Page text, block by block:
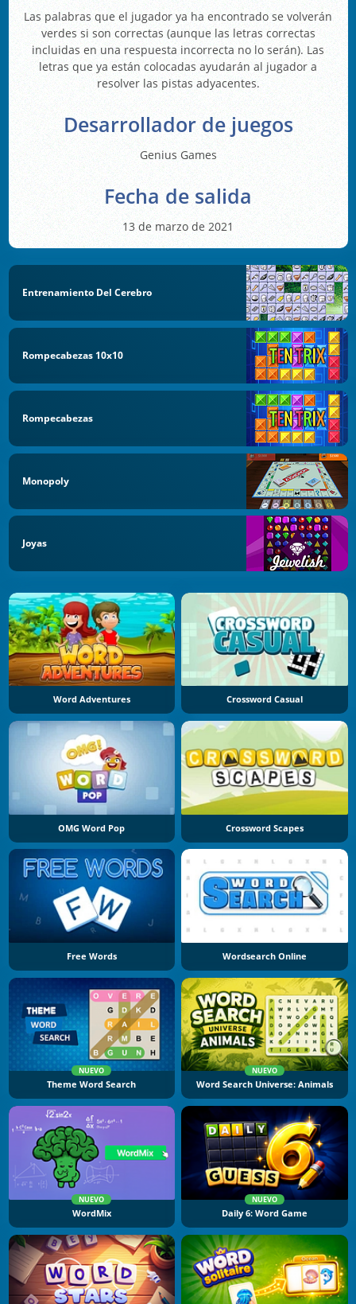
Las palabras que el jugador ya ha encontrado se volverán
verdes si son correctas (aunque las letras correctas
incluidas en una respuesta incorrecta no lo serán). Las
letras que ya están colocadas ayudarán al jugador a
resolver las pistas adyacentes.
Desarrollador de juegos
Genius Games
Fecha de salida
13 de marzo de 2021
Entrenamiento Del Cerebro
Rompecabezas 10x10
Rompecabezas
Monopoly
Joyas
Word Adventures Crossword Casual
OMG Word Pop Crossword Scapes
Free Words Wordsearch Online
NUEVO
Theme Word Search
NUEVO
Word Search Universe: Animals
NUEVO
WordMix
NUEVO
Daily 6: Word Game